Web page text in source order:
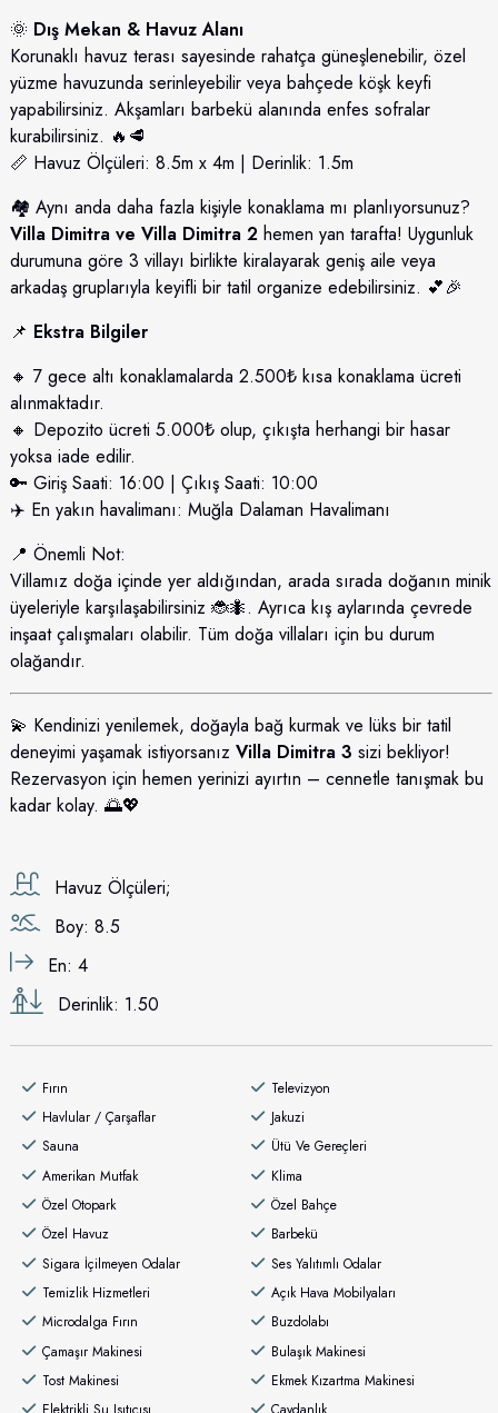
🌞 Dış Mekan & Havuz Alanı
Korunaklı havuz terası sayesinde rahatça güneşlenebilir, özel
yüzme havuzunda serinleyebilir veya bahçede köşk keyfi
yapabilirsiniz. Akşamları barbekü alanında enfes sofralar
kurabilirsiniz. 🔥🥩
📏 Havuz Ölçüleri: 8.5m x 4m | Derinlik: 1.5m
🏘️ Aynı anda daha fazla kişiyle konaklama mı planlıyorsunuz?
Villa Dimitrave Villa Dimitra 2hemen yan tarafta! Uygunluk
durumuna göre 3 villayı birlikte kiralayarak geniş aile veya
arkadaş gruplarıyla keyifli bir tatil organize edebilirsiniz. 💕🎉
📌 Ekstra Bilgiler
🔸 7 gece altı konaklamalarda 2.500₺ kısa konaklama ücreti
alınmaktadır.
🔸 Depozito ücreti 5.000₺ olup, çıkışta herhangi bir hasar
yoksa iade edilir.
🔑 Giriş Saati: 16:00 | Çıkış Saati: 10:00
✈️ En yakın havalimanı: Muğla Dalaman Havalimanı
📍 Önemli Not:
Villamız doğa içinde yer aldığından, arada sırada doğanın minik
üyeleriyle karşılaşabilirsiniz 🐞🐜. Ayrıca kış aylarında çevrede
inşaat çalışmaları olabilir. Tüm doğa villaları için bu durum
olağandır.
💫 Kendinizi yenilemek, doğayla bağ kurmak ve lüks bir tatil
deneyimi yaşamak istiyorsanız Villa Dimitra 3 sizi bekliyor!
Rezervasyon için hemen yerinizi ayırtın – cennetle tanışmak bu
kadar kolay. 🌅💖
Havuz Ölçüleri;
Boy: 8.5
En: 4
Derinlik: 1.50
Fırın
Televizyon
Havlular / Çarşaflar
Jakuzi
Sauna
Ütü Ve Gereçleri
Amerikan Mutfak
Klima
Özel Otopark
Özel Bahçe
Özel Havuz
Barbekü
Sigara İçilmeyen Odalar
Ses Yalıtımlı Odalar
Temizlik Hizmetleri
Açık Hava Mobilyaları
Microdalga Fırın
Buzdolabı
Çamaşır Makinesi
Bulaşık Makinesi
Tost Makinesi
Ekmek Kızartma Makinesi